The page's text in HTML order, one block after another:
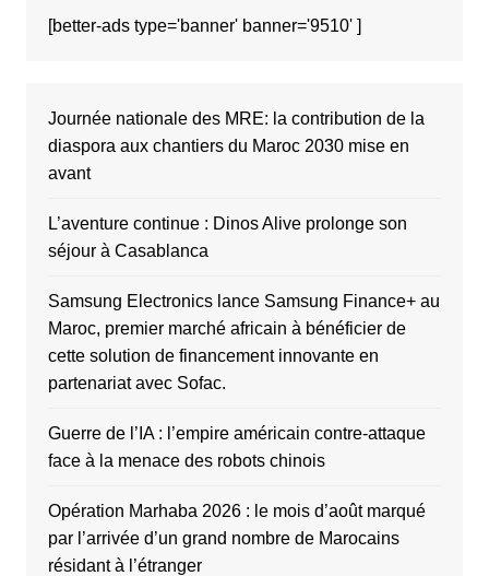
[better-ads type='banner' banner='9510' ]
Journée nationale des MRE: la contribution de la
diaspora aux chantiers du Maroc 2030 mise en
avant
L’aventure continue : Dinos Alive prolonge son
séjour à Casablanca
Samsung Electronics lance Samsung Finance+ au
Maroc, premier marché africain à bénéficier de
cette solution de financement innovante en
partenariat avec Sofac.
Guerre de l’IA : l’empire américain contre-attaque
face à la menace des robots chinois
Opération Marhaba 2026 : le mois d’août marqué
par l’arrivée d’un grand nombre de Marocains
résidant à l’étranger